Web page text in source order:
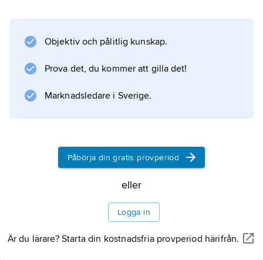
betydande civil bosättning upp på floden
Ouses västra strand. Under kejsar Septimius
colonia
Information om artikeln
Objektiv och pålitlig kunskap.
Prova det, du kommer att gilla det!
Marknadsledare i Sverige.
Påbörja din gratis provperiod
eller
Logga in
Är du lärare? Starta din kostnadsfria provperiod härifrån.